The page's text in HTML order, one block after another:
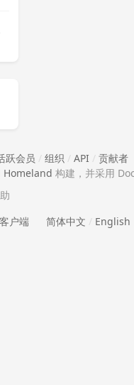
跃会员 / 组织 / API / 贡献者
Homeland 构建，并采用
户端 简体中文 / English